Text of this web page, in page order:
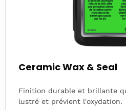
Ceramic Wax & Seal
Finition durable et brillante
lustré et prévient l'oxydation.